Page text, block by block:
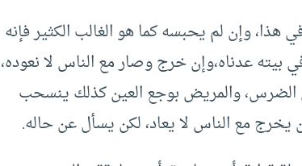
وإن لم يحبسه كما هو الغالب الكثير فإنه
عدناه،وإن خرج وصار مع الناس لا نعوده،
الضرس، والمريض بوجع العين كذلك ينسحب
يخرج مع الناس لا يعاد، لكن يسأل عن حاله.